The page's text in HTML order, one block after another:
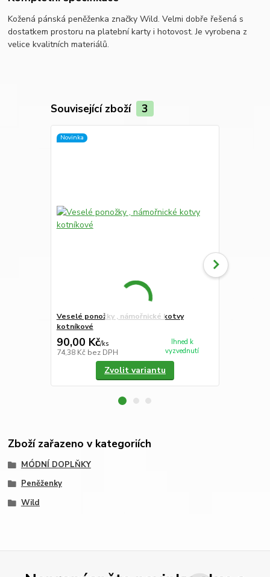
Kožená pánská peněženka značky Wild. Velmi dobře řešená s
dostatkem prostoru na platební karty i hotovost. Je vyrobena z
velice kvalitních materiálů.
Související zboží 3
Novinka
Veselé ponožky , námořnické kotvy
kotníkové
90,00 Kč/ks
74,38 Kč bez DPH
Ihned k
vyzvednutí
Zvolit variantu
Zboží zařazeno v kategoriích
MÓDNÍ DOPLŇKY
Peněženky
Wild